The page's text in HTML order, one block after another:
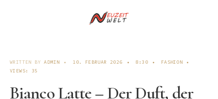
WRITTEN BYADMIN • 10. FEBRUAR 2026 • 8:30 • FASHION
•
VIEWS: 35
Bianco Latte – Der Duft, der